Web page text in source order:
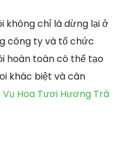
không chỉ là dừng lại ở
công ty và tổ chức
hoàn toàn có thể tạo
khác biệt và cân
Vụ Hoa Tươi Hương Trà